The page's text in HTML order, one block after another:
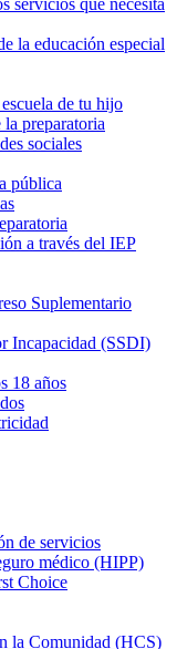
la educación especial
de tu hijo
la preparatoria
sociales
pública
a través del IEP
Suplementario
Incapacidad (SSDI)
18 años
de servicios
médico (HIPP)
Choice
la Comunidad (HCS)